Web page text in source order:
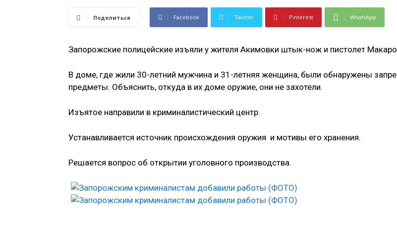
Поделиться Facebook Twitter Pinterest WhatsApp
Запорожские полицейские изъяли у жителя Акимовки штык-нож и пистолет
В доме, где жили 30-летний мужчина и 31-летняя женщина, были обнаружены
предметы. Объяснить, откуда в их доме оружие, они не захотели.
Изъятое направили в криминалистический центр.
Устанавливается источник происхождения оружия и мотивы его хранения.
Решается вопрос об открытии уголовного производства.